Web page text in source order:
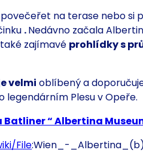
na terase nebo
.Nedávno začala
zajímavé prohlídky s
velmi oblíbený a
Plesu v Opeře.
Batliner “ Albertina
File:Wien_-